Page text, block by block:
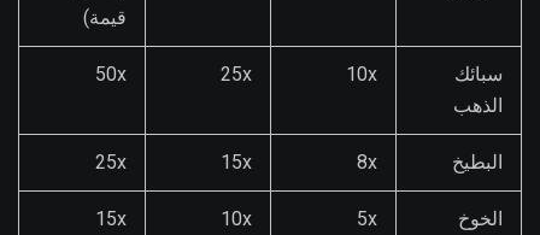
قيمة)
سبائك
الذهب
10x
25x
50x
البطيخ 8x
15x
25x
الخوخ 5x
10x
15x